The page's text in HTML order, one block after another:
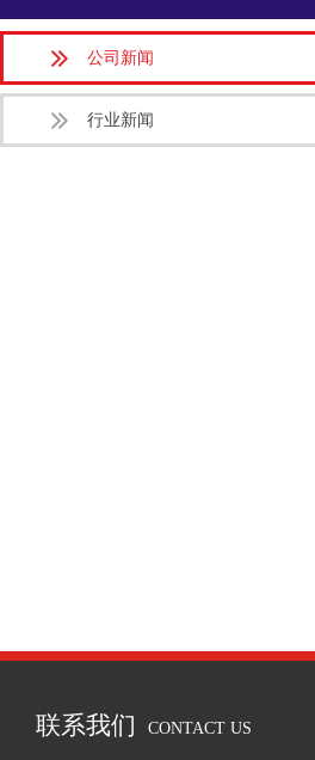
公司新闻
行业新闻
联系我们 CONTACT US